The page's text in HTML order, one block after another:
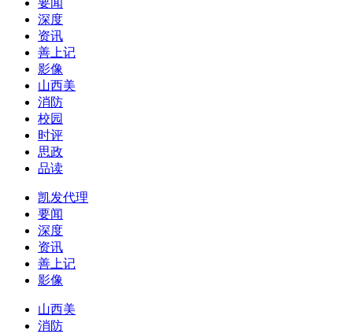
深度
资讯
善上记
影像
山西美
消防
校园
时评
思政
品读
凯发代理
要闻
深度
资讯
善上记
影像
山西美
消防